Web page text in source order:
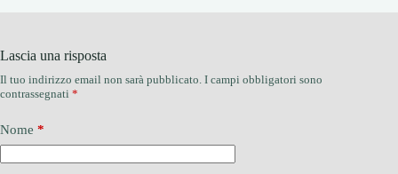
Lascia una risposta
Il tuo indirizzo email non sarà pubblicato. I campi obbligatori sono
contrassegnati *
Nome *